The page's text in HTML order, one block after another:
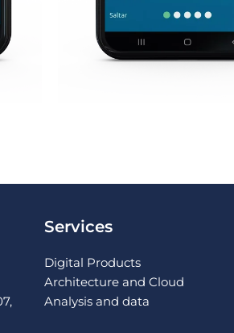
Services
Digital Products
Architecture and Cloud
Analysis and data